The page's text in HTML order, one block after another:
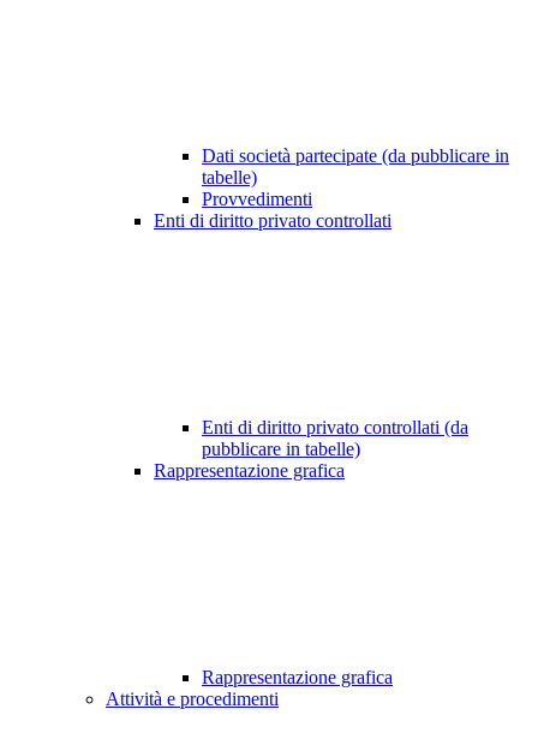
Dati società partecipate (da pubblicare in
tabelle)
Provvedimenti
Enti di diritto privato controllati
Enti di diritto privato controllati (da
pubblicare in tabelle)
Rappresentazione grafica
Rappresentazione grafica
Attività e procedimenti